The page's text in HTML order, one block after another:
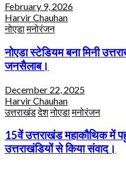
February 9, 2026
Harvir Chauhan
नोएडामनोरंजन
नोएडा स्टेडियम बना मिनी
जनसैलाब।
December 22, 2025
Harvir Chauhan
उत्तराखंडदेशनोएडामनोरंजन
15वें उत्तराखंड महाकौथिक में
उत्तराखंडियों से किया संवाद।